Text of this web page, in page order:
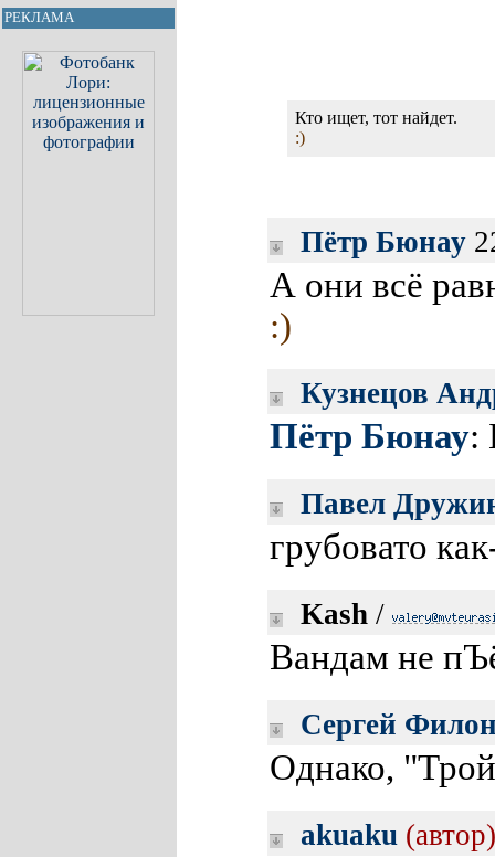
РЕКЛАМА
Кто ищет, тот найдет.
:)
Пётр Бюнау
А они всё
:)
Кузнецов
Пётр Бюнау:
Павел
грубовато
Kash /
Вандам не
Сергей
Однако,
akuaku (автор)